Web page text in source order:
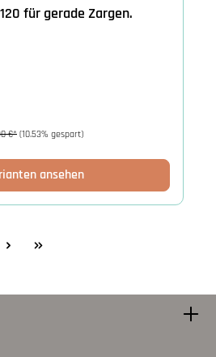
für gerade Zargen.
€* (10.53% gespart)
ansehen